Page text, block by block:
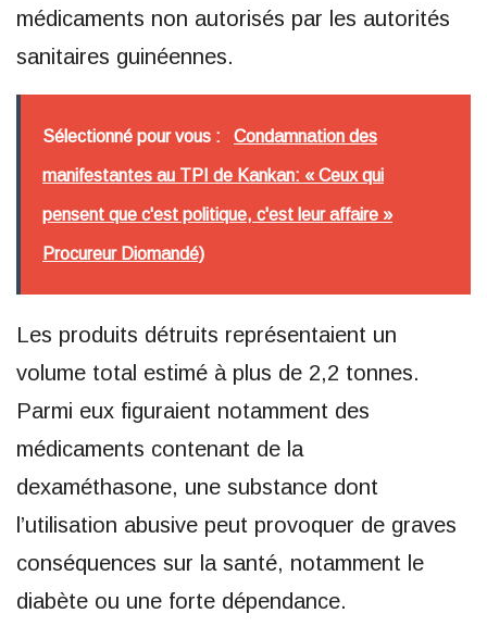
médicaments non autorisés par les autorités
sanitaires guinéennes.
Sélectionné pour vous : Condamnation des
manifestantes au TPI de Kankan: « Ceux qui
pensent que c'est politique, c'est leur affaire »
Procureur Diomandé)
Les produits détruits représentaient un
volume total estimé à plus de 2,2 tonnes.
Parmi eux figuraient notamment des
médicaments contenant de la
dexaméthasone, une substance dont
l’utilisation abusive peut provoquer de graves
conséquences sur la santé, notamment le
diabète ou une forte dépendance.